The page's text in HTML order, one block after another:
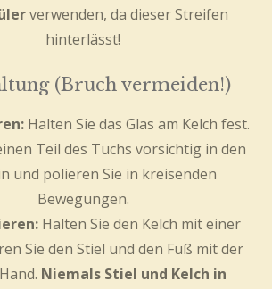
verwenden, da dieser Streifen
hinterlässt!
(Bruch vermeiden!)
Halten Sie das Glas am Kelch fest.
Teil des Tuchs vorsichtig in den
und polieren Sie in kreisenden
Bewegungen.
Halten Sie den Kelch mit einer
Sie den Stiel und den Fuß mit der
Niemals Stiel und Kelch in